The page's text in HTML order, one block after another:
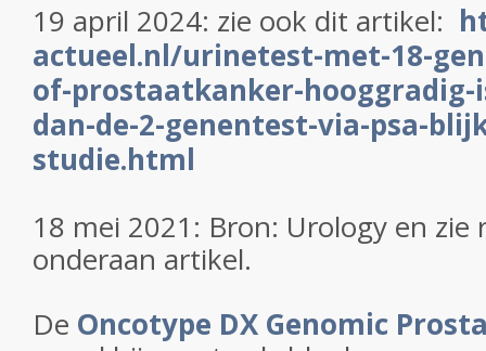
19 april 2024: zie ook dit artikel:
actueel.nl/urinetest-met-18-
of-prostaatkanker-hooggradig-
dan-de-2-genentest-via-psa-
studie.html
18 mei 2021: Bron: Urology en zie
onderaan artikel.
De Oncotype DX Genomic